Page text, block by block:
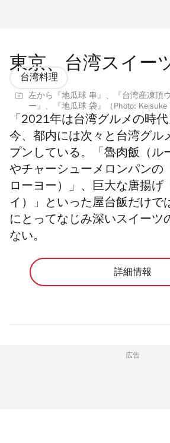
東京、台湾スイー
台湾料理
左から『地瓜球 串』、『台湾産凍頂
ー』、『地瓜球 袋』（Photo: Keisuke
「2021年は台湾グルメの時
今、 都内には次々と台湾グル
プンしている。「 魯肉飯（ル
やチャーシューメロンパンの
ローヨー ）」、巨大な唐揚げ
イ）」といった屋台飯だけで
にとってなじみ深いスイーツ
ない。
詳細情報
広告